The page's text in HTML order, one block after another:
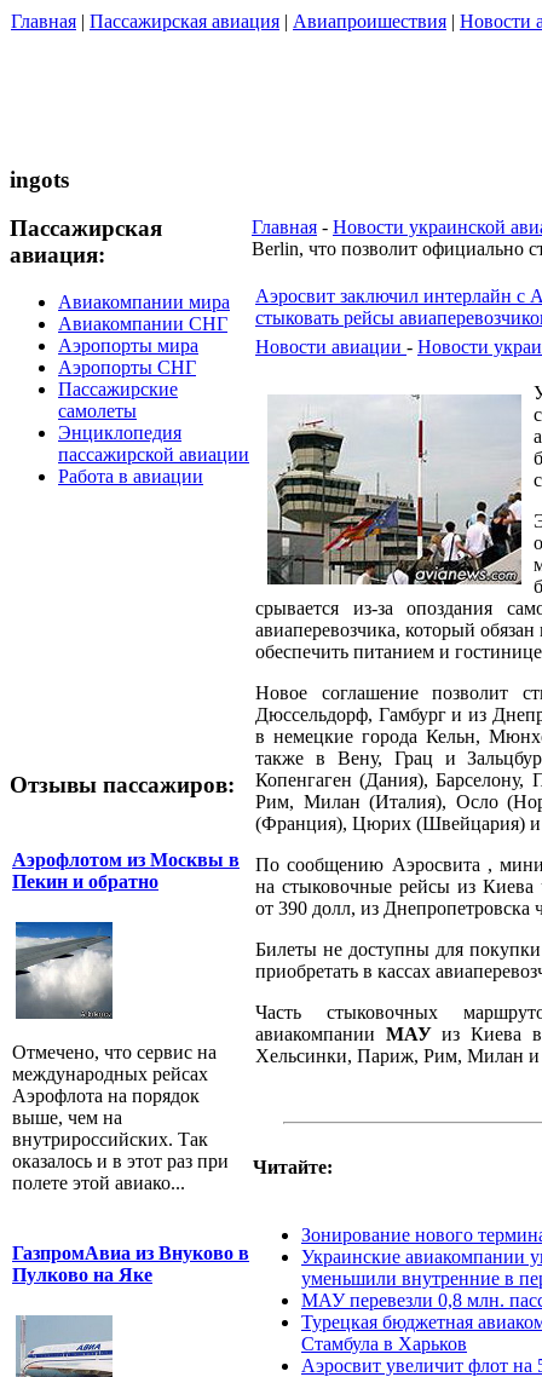
Главная | Пассажирская авиация | Авиапроишествия | Новости
ingots
Пассажирская
авиация:
Авиакомпании мира
Авиакомпании СНГ
Аэропорты мира
Аэропорты СНГ
Пассажирские
самолеты
Энциклопедия
пассажирской авиации
Работа в авиации
Отзывы пассажиров:
Аэрофлотом из Москвы в
Пекин и обратно
Отмечено, что сервис на
международных рейсах
Аэрофлота на порядок
выше, чем на
внутрироссийских. Так
оказалось и в этот раз при
полете этой авиако...
ГазпромАвиа из Внуково в
Пулково на Яке
Главная - Новости украинской
Berlin, что позволит официально
Аэросвит заключил интерлайн с
стыковать рейсы
Новости авиации - Новости
срывается из-за опоздания
авиаперевозчика, который
обеспечить питанием и
Новое соглашение позволит
Дюссельдорф, Гамбург и из
в немецкие города Кельн,
также в Вену, Грац и
Копенгаген (Дания),
Рим, Милан (Италия), Осло
(Франция), Цюрих (Швейцария) и
По сообщению Аэросвита ,
на стыковочные рейсы из Киева
от 390 долл, из Днепропетровска
Билеты не доступны для
приобретать в кассах
Часть стыковочных
авиакомпании МАУиз Киева
Хельсинки, Париж, Рим, Милан
Читайте:
Зонирование нового
Украинские авиакомпании
уменьшили внутренние в
МАУ перевезли 0,8 млн.
Турецкая бюджетная
Стамбула в Харьков
Аэросвит увеличит флот на